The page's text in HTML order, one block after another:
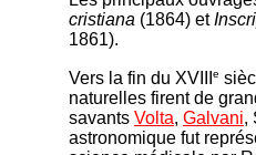
cristiana (1864) et
1861).
Vers la fin du XVIII e
naturelles firent de
savants Volta, Galvani,
astronomique fut